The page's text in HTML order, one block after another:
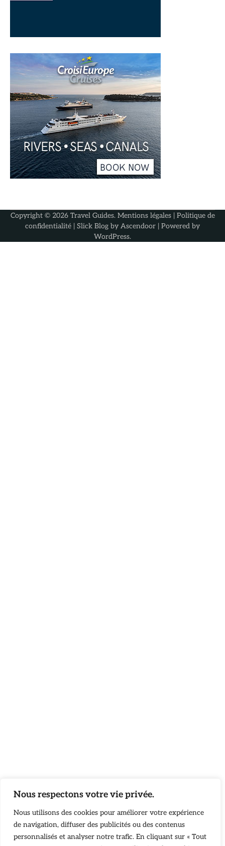
Nous respectons votre vie privée.
Nous utilisons des cookies pour améliorer votre expérience
de navigation, diffuser des publicités ou des contenus
personnalisés et analyser notre trafic. En cliquant sur « Tout
Copyright © 2026 Travel Guides. Mentions légales| Politique de
confidentialité | Slick Blog by Ascendoor | Powered by
WordPress.